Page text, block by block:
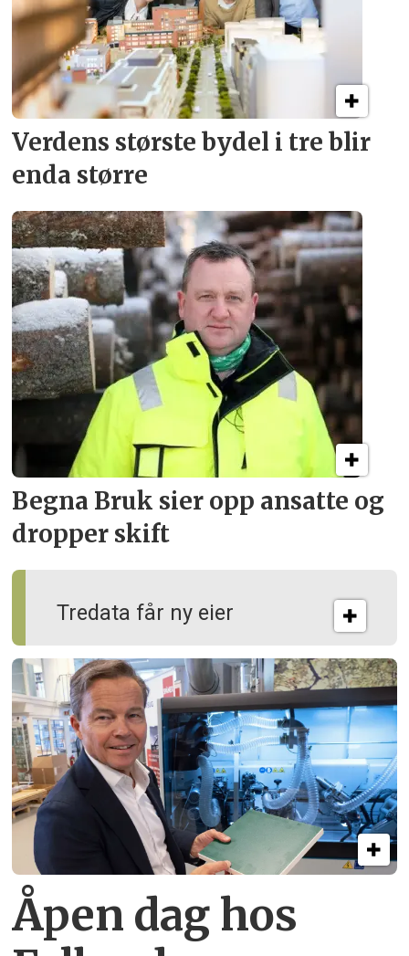
Verdens største bydel i tre blir
enda større
Tredata får ny eier
Begna Bruk sier opp ansatte og
dropper skift
Åpen dag hos